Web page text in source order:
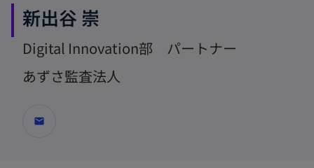
新出谷 崇
Digital Innovation部 パートナー
あずさ監査法人
mail